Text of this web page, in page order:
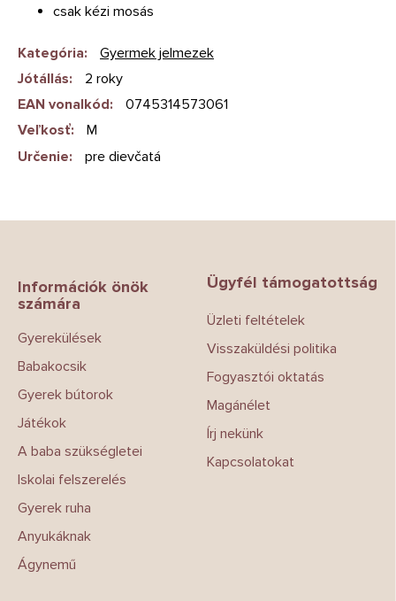
csak kézi mosás
Kategória:
Gyermek jelmezek
Jótállás:
2 roky
EAN vonalkód:
0745314573061
Veľkosť:
M
Určenie: pre dievčatá
Információk önök
számára
Gyerekülések
Babakocsik
Gyerek bútorok
Játékok
A baba szükségletei
Iskolai felszerelés
Gyerek ruha
Anyukáknak
Ágynemű
Ügyfél támogatottság
Üzleti feltételek
Visszaküldési politika
Fogyasztói oktatás
Magánélet
Írj nekünk
Kapcsolatokat